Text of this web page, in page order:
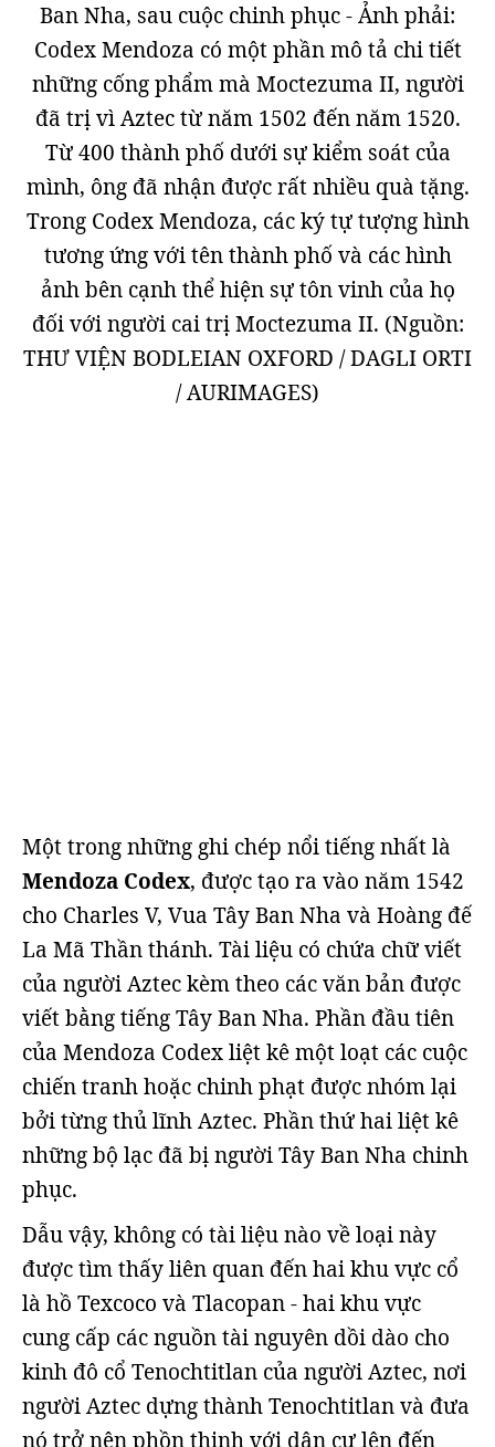
Ban Nha, sau cuộc chinh phục - Ảnh phải:
Codex Mendoza có một phần mô tả chi tiết
những cống phẩm mà Moctezuma II, người
đã trị vì Aztec từ năm 1502 đến năm 1520.
Từ 400 thành phố dưới sự kiểm soát của
mình, ông đã nhận được rất nhiều quà tặng.
Trong Codex Mendoza, các ký tự tượng hình
tương ứng với tên thành phố và các hình
ảnh bên cạnh thể hiện sự tôn vinh của họ
đối với người cai trị Moctezuma II. (Nguồn:
THƯ VIỆN BODLEIAN OXFORD / DAGLI ORTI
/ AURIMAGES)
Một trong những ghi chép nổi tiếng nhất là
Mendoza Codex, được tạo ra vào năm 1542
cho Charles V, Vua Tây Ban Nha và Hoàng đế
La Mã Thần thánh. Tài liệu có chứa chữ viết
của người Aztec kèm theo các văn bản được
viết bằng tiếng Tây Ban Nha. Phần đầu tiên
của Mendoza Codex liệt kê một loạt các cuộc
chiến tranh hoặc chinh phạt được nhóm lại
bởi từng thủ lĩnh Aztec. Phần thứ hai liệt kê
những bộ lạc đã bị người Tây Ban Nha chinh
phục.
Dẫu vậy, không có tài liệu nào về loại này
được tìm thấy liên quan đến hai khu vực cổ
là hồ Texcoco và Tlacopan - hai khu vực
cung cấp các nguồn tài nguyên dồi dào cho
kinh đô cổ Tenochtitlan của người Aztec, nơi
người Aztec dựng thành Tenochtitlan và đưa
nó trở nên phồn thịnh với dân cư lên đến